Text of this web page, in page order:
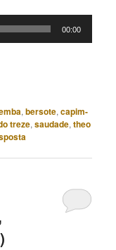
00:00
,bersote,capim-
treze,saudade,theo